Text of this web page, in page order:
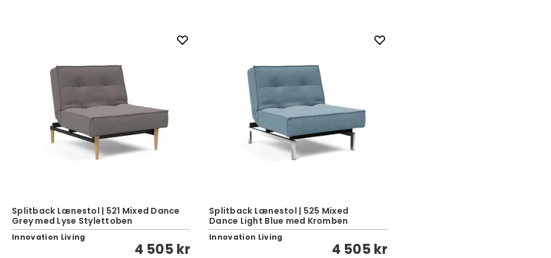
Splitback Lænestol | 521 Mixed Dance
Grey med Lyse Stylettoben
Innovation Living
4 505 kr
Splitback Lænestol | 525 Mixed
Dance Light Blue med Kromben
Innovation Living
4 505 kr